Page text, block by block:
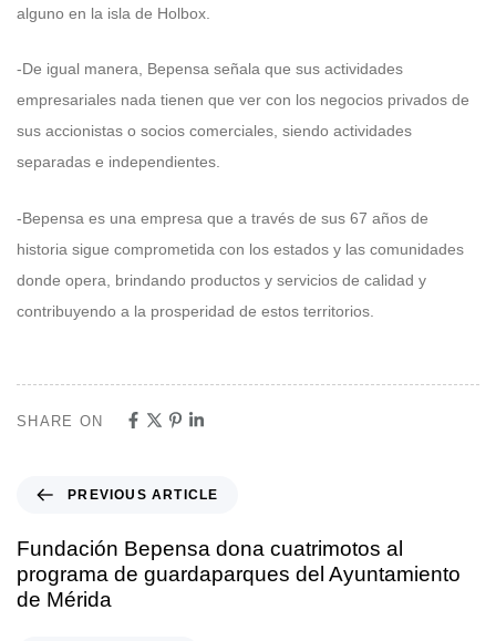
alguno en la isla de Holbox.
-De igual manera, Bepensa señala que sus actividades
empresariales nada tienen que ver con los negocios privados de
sus accionistas o socios comerciales, siendo actividades
separadas e independientes.
-Bepensa es una empresa que a través de sus 67 años de
historia sigue comprometida con los estados y las comunidades
donde opera, brindando productos y servicios de calidad y
contribuyendo a la prosperidad de estos territorios.
SHARE ON
PREVIOUS ARTICLE
Fundación Bepensa dona cuatrimotos al
programa de guardaparques del Ayuntamiento
de Mérida